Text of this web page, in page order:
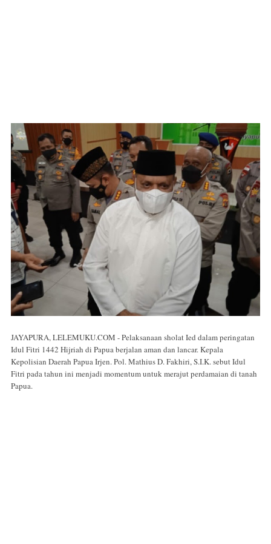
JAYAPURA, LELEMUKU.COM - Pelaksanaan sholat Ied dalam peringatan
Idul Fitri 1442 Hijriah di Papua berjalan aman dan lancar. Kepala
Kepolisian Daerah Papua Irjen. Pol. Mathius D. Fakhiri, S.I.K. sebut Idul
Fitri pada tahun ini menjadi momentum untuk merajut perdamaian di tanah
Papua.